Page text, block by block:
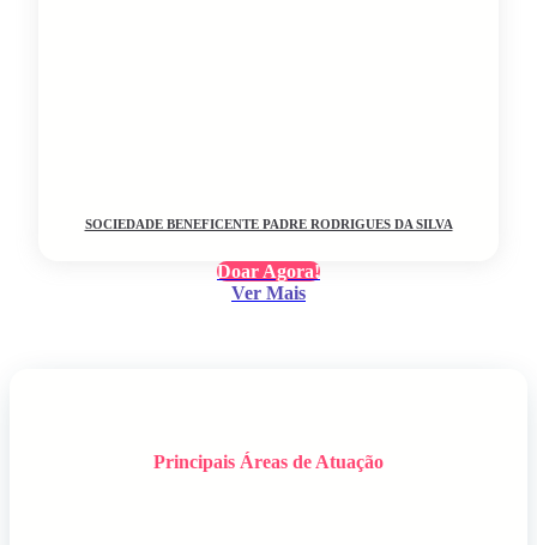
SOCIEDADE BENEFICENTE PADRE RODRIGUES DA SILVA
Doar Agora!
Ver Mais
Principais Áreas de Atuação